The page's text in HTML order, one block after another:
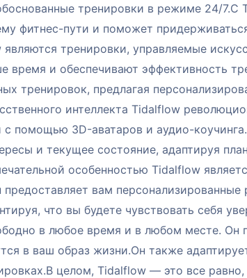
тренировки в режиме 24/7.С
фитнес-пути и поможет
тренировки, управляемые
время и обеспечивают эффективность
тренировок, предлагая
интеллекта Tidalflow
помощью 3D-аватаров и аудио-
и текущее состояние, адаптируя
особенностью Tidalflow
вам персонализированные
что вы будете чувствовать себя
в любое время и в любом месте. Он
в ваш образ жизни.Он также
целом, Tidalflow — это все